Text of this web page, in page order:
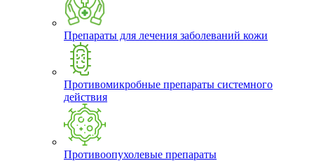
Препараты для лечения заболеваний кожи
Противомикробные препараты системного
действия
Противоопухолевые препараты